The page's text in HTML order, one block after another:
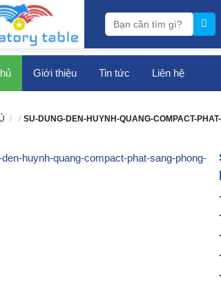
nghiệm
Giới thiệu Tin tức Liên hệ
/ / SU-DUNG-DEN-HUYNH-QUANG-COMPACT-